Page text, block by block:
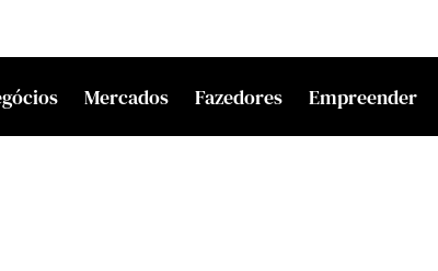
Mercados Fazedores Empreender